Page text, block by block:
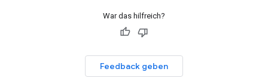
War das hilfreich?
Feedback geben